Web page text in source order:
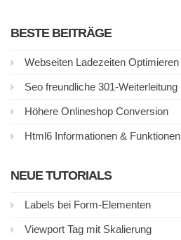
BESTE BEITRÄGE
Webseiten Ladezeiten Optimieren
Seo freundliche 301-Weiterleitung
Höhere Onlineshop Conversion
Html6 Informationen & Funktionen
NEUE TUTORIALS
Labels bei Form-Elementen
Viewport Tag mit Skalierung